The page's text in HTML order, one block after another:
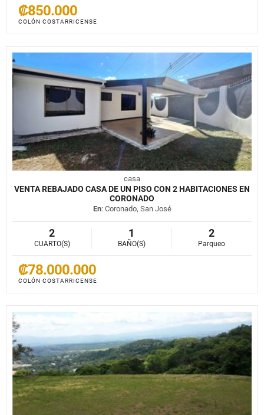
₡850.000
COLÓN COSTARRICENSE
casa
VENTA REBAJADO CASA DE UN PISO CON 2 HABITACIONES EN
CORONADO
En: Coronado, San José
2
CUARTO(S)
1
BAÑO(S)
2
Parqueo
₡78.000.000
COLÓN COSTARRICENSE